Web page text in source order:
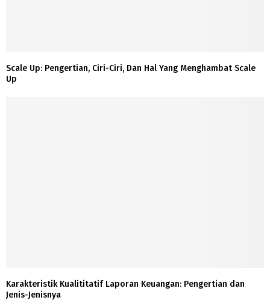
Scale Up: Pengertian, Ciri-Ciri, Dan Hal Yang Menghambat Scale
Up
Karakteristik Kualititatif Laporan Keuangan: Pengertian dan
Jenis-Jenisnya